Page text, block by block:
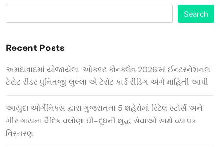
Search
Recent Posts
અમદાવાદમાં યોજાયેલા ‘ઓકલ્ટ કોન્ક્લેવ 2026’માં ઈન્ટરનેશનલ
ટેરોટ રીડર પુનિતજી લુલ્લા એ ટેરોટ કાર્ડ રીડિંગ અંગે માહિતી આપી
આયુદા ઓર્ગેનિક્સ દ્વારા ગુજરાતના 5 શહેરોમાં રિટેલ સ્ટોર્સ અને
ગીર ગાયના વૈદિક વલોણા ઘી-દૂધની શુદ્ધ સેવાઓ સાથે વ્યાપક
વિસ્તરણ